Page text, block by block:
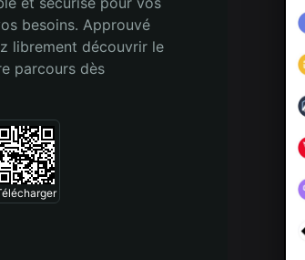
besoins. Approuvé
librement découvrir le
parcours dès